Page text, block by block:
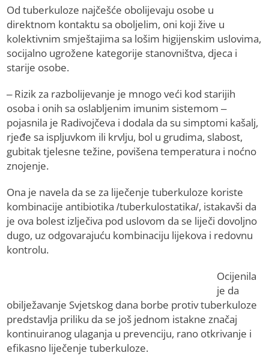
Od tuberkuloze najčešće obolijevaju osobe u
direktnom kontaktu sa oboljelim, oni koji žive u
kolektivnim smještajima sa lošim higijenskim uslovima,
socijalno ugrožene kategorije stanovništva, djeca i
starije osobe.
– Rizik za razbolijevanje je mnogo veći kod starijih
osoba i onih sa oslabljenim imunim sistemom –
pojasnila je Radivojčeva i dodala da su simptomi kašalj,
rjeđe sa ispljuvkom ili krvlju, bol u grudima, slabost,
gubitak tjelesne težine, povišena temperatura i noćno
znojenje.
Ona je navela da se za liječenje tuberkuloze koriste
kombinacije antibiotika /tuberkulostatika/, istakavši da
je ova bolest izlječiva pod uslovom da se liječi dovoljno
dugo, uz odgovarajuću kombinaciju lijekova i redovnu
kontrolu.
Ocijenila
je da
obilježavanje Svjetskog dana borbe protiv tuberkuloze
predstavlja priliku da se još jednom istakne značaj
kontinuiranog ulaganja u prevenciju, rano otkrivanje i
efikasno liječenje tuberkuloze.